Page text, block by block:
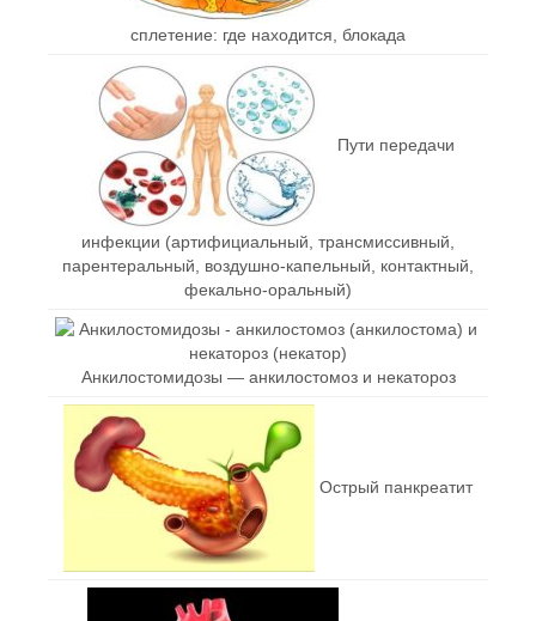
сплетение: где находится, блокада
Пути передачи
инфекции (артифициальный, трансмиссивный,
парентеральный, воздушно-капельный, контактный,
фекально-оральный)
Анкилостомидозы — анкилостомоз и некатороз
Острый панкреатит